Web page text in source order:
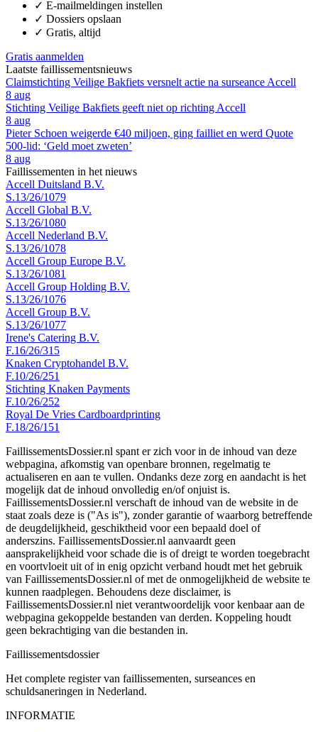
✓ E-mailmeldingen instellen
✓ Dossiers opslaan
✓ Gratis, altijd
Gratis aanmelden
Laatste faillissementsnieuws
Claimstichting Veilige Bakfiets versnelt actie na surseance Accell
8 aug
Stichting Veilige Bakfiets geeft niet op richting Accell
8 aug
Pieter Schoen weigerde €40 miljoen, ging failliet en werd Quote
500-lid: ‘Geld moet zweten’
8 aug
Faillissementen in het nieuws
Accell Duitsland B.V.
S.13/26/1079
Accell Global B.V.
S.13/26/1080
Accell Nederland B.V.
S.13/26/1078
Accell Group Europe B.V.
S.13/26/1081
Accell Group Holding B.V.
S.13/26/1076
Accell Group B.V.
S.13/26/1077
Irene's Catering B.V.
F.16/26/315
Knaken Cryptohandel B.V.
F.10/26/251
Stichting Knaken Payments
F.10/26/252
Royal De Vries Cardboardprinting
F.18/26/151
FaillissementsDossier.nl spant er zich voor in de inhoud van deze
webpagina, afkomstig van openbare bronnen, regelmatig te
actualiseren en aan te vullen. Ondanks deze zorg en aandacht is het
mogelijk dat de inhoud onvolledig en/of onjuist is.
FaillissementsDossier.nl verschaft de inhoud van de website in de
staat zoals deze is ("As is"), zonder garantie of waarborg betreffende
de deugdelijkheid, geschiktheid voor een bepaald doel of
anderszins. FaillissementsDossier.nl aanvaardt geen
aansprakelijkheid voor schade die is of dreigt te worden toegebracht
en voortvloeit uit of in enig opzicht verband houdt met het gebruik
van FaillissementsDossier.nl of met de onmogelijkheid de website te
kunnen raadplegen. Behoudens deze disclaimer, is
FaillissementsDossier.nl niet verantwoordelijk voor kenbaar aan de
webpagina gekoppelde bestanden van derden. Koppeling houdt
geen bekrachtiging van die bestanden in.
Faillissementsdossier
Het complete register van faillissementen, surseances en
schuldsaneringen in Nederland.
INFORMATIE